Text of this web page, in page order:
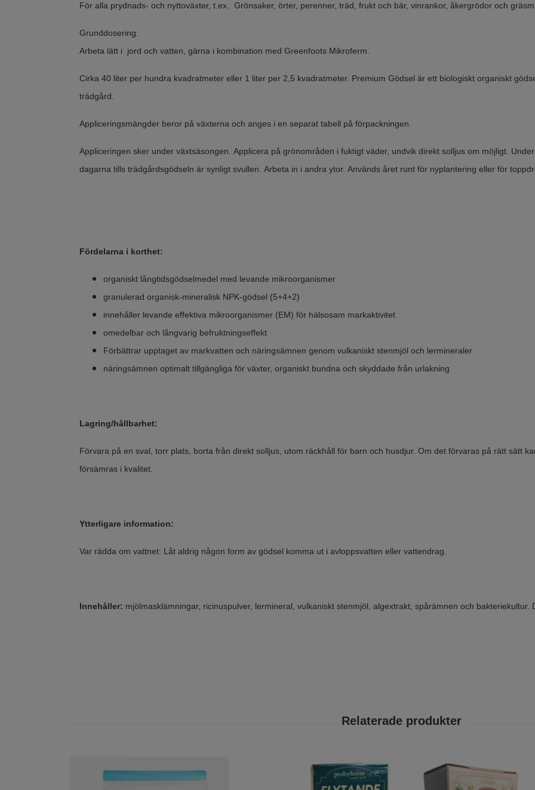
För alla prydnads- och nyttoväxter, t.ex. Grönsaker, örter, perenner, träd, frukt och bär, vinrankor, åkergrödor och
Grunddosering:
Arbeta lätt i jord och vatten, gärna i kombination med Greenfoots Mikroferm.
Cirka 40 liter per hundra kvadratmeter eller 1 liter per 2,5 kvadratmeter. Premium Gödsel är ett biologiskt organiskt
trädgård.
Appliceringsmängder beror på växterna och anges i en separat tabell på förpackningen.
Appliceringen sker under växtsäsongen. Applicera på grönområden i fuktigt väder, undvik direkt solljus om möjligt.
dagarna tills trädgårdsgödseln är synligt svullen. Arbeta in i andra ytor. Används året runt för nyplantering eller för
Fördelarna i korthet:
organiskt långtidsgödselmedel med levande mikroorganismer
granulerad organisk-mineralisk NPK-gödsel (5+4+2)
innehåller levande effektiva mikroorganismer (EM) för hälsosam markaktivitet
omedelbar och långvarig befruktningseffekt
Förbättrar upptaget av markvatten och näringsämnen genom vulkaniskt stenmjöl och lermineraler
näringsämnen optimalt tillgängliga för växter, organiskt bundna och skyddade från urlakning
Lagring/hållbarhet:
Förvara på en sval, torr plats, borta från direkt solljus, utom räckhåll för barn och husdjur. Om det förvaras på rätt sätt
försämras i kvalitet.
Ytterligare information:
Var rädda om vattnet: Låt aldrig någon form av gödsel komma ut i avloppsvatten eller vattendrag.
Innehåller: mjölmasklämningar, ricinuspulver, lermineral, vulkaniskt stenmjöl, algextrakt, spårämnen och bakteriekultur.